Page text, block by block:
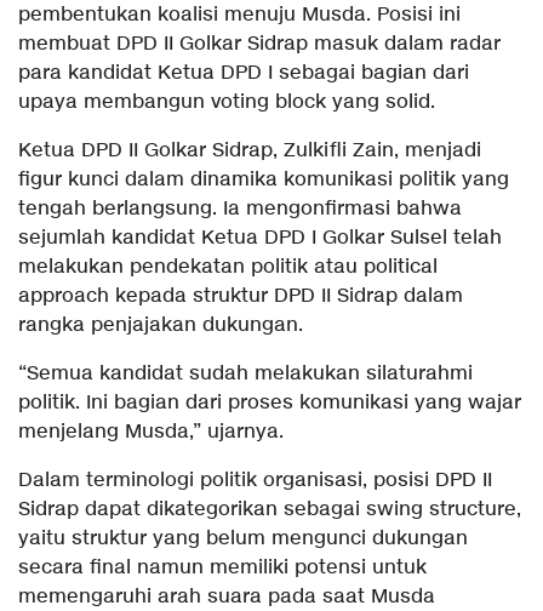
pembentukan koalisi menuju Musda. Posisi ini
membuat DPD II Golkar Sidrap masuk dalam radar
para kandidat Ketua DPD I sebagai bagian dari
upaya membangun voting block yang solid.
Ketua DPD II Golkar Sidrap, Zulkifli Zain, menjadi
figur kunci dalam dinamika komunikasi politik yang
tengah berlangsung. Ia mengonfirmasi bahwa
sejumlah kandidat Ketua DPD I Golkar Sulsel telah
melakukan pendekatan politik atau political
approach kepada struktur DPD II Sidrap dalam
rangka penjajakan dukungan.
“Semua kandidat sudah melakukan silaturahmi
politik. Ini bagian dari proses komunikasi yang wajar
menjelang Musda,” ujarnya.
Dalam terminologi politik organisasi, posisi DPD II
Sidrap dapat dikategorikan sebagai swing structure,
yaitu struktur yang belum mengunci dukungan
secara final namun memiliki potensi untuk
memengaruhi arah suara pada saat Musda